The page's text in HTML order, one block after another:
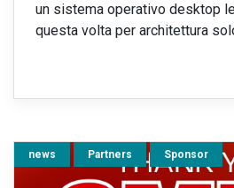
un sistema operativo desktop
questa volta per architettura
news Partners Sponsor